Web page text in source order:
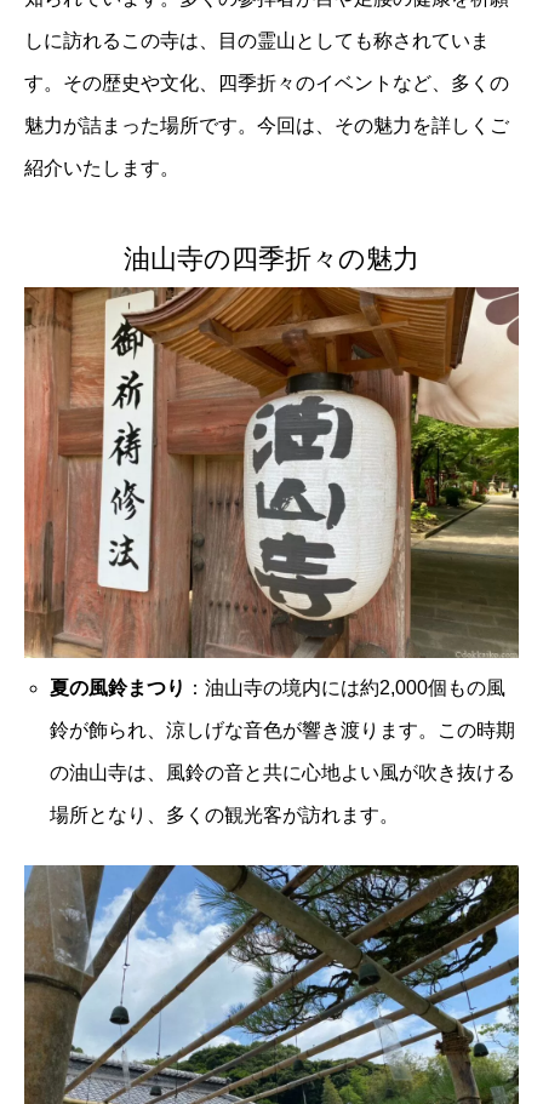
しに訪れるこの寺は、目の霊山としても称されていま
す。その歴史や文化、四季折々のイベントなど、多くの
魅力が詰まった場所です。今回は、その魅力を詳しくご
紹介いたします。
油山寺の四季折々の魅力
夏の風鈴まつり ：油山寺の境内には約2,000個もの風
鈴が飾られ、涼しげな音色が響き渡ります。この時期
の油山寺は、風鈴の音と共に心地よい風が吹き抜ける
場所となり、多くの観光客が訪れます。